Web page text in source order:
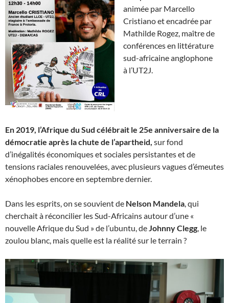
animée par Marcello
Cristiano et encadrée par
Mathilde Rogez, maître de
conférences en littérature
sud-africaine anglophone
à l’UT2J.
En 2019, l’Afrique du Sud célébrait le 25e anniversaire de la
démocratie après la chute de l’apartheid, sur fond
d’inégalités économiques et sociales persistantes et de
tensions raciales renouvelées, avec plusieurs vagues d’émeutes
xénophobes encore en septembre dernier.
Dans les esprits, on se souvient de Nelson Mandela , qui
cherchait à réconcilier les Sud-Africains autour d’une «
nouvelle Afrique du Sud » de l’ubuntu, de Johnny Clegg , le
zoulou blanc, mais quelle est la réalité sur le terrain ?